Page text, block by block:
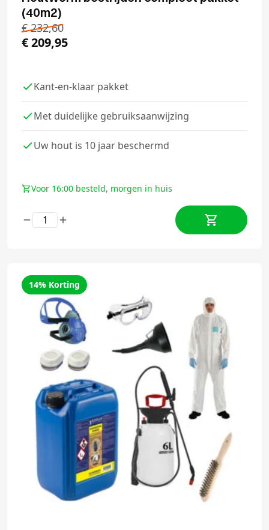
(40m2)
€232,60
€209,95
Kant-en-klaar pakket
Met duidelijke gebruiksaanwijzing
Uw hout is 10 jaar beschermd
Voor 16:00 besteld, morgen in huis
14% Korting